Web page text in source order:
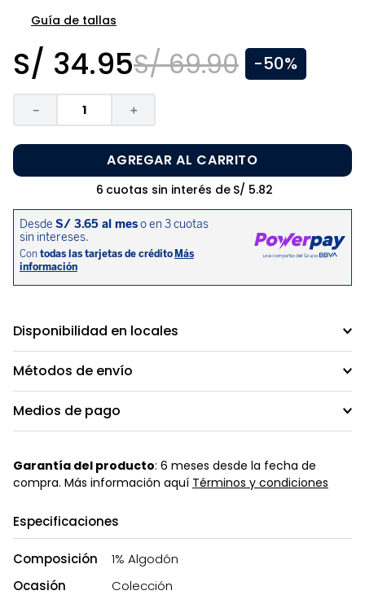
Guía de tallas
S/ 34.95S/ 69.90 -50%
＋
－
AGREGAR AL CARRITO
6 cuotas sin interés de S/ 5.82
Disponibilidad en locales
Métodos de envío
Medios de pago
Garantía del producto: 6 meses desde la fecha de
compra. Más información aquí Términos y condiciones
Especificaciones
Composición
1% Algodón
Ocasión
Colección
sandalias niño